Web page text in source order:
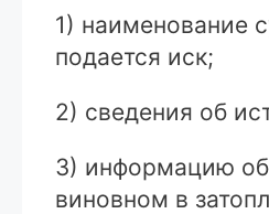
1) наименование
подается иск;
2) сведения об
3) информацию об
виновном в